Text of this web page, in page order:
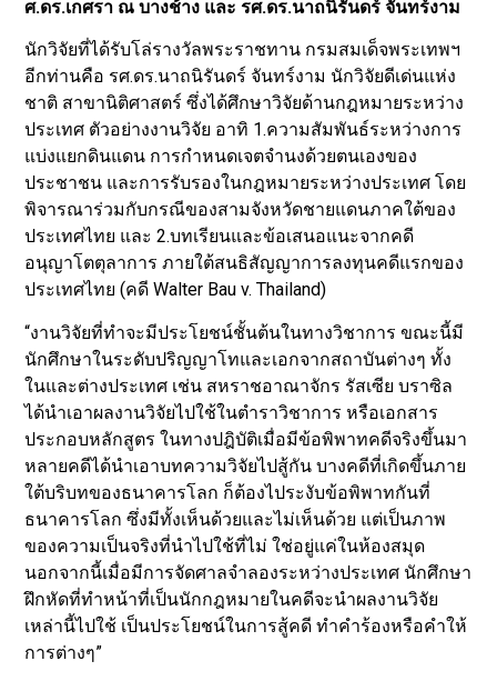
ศ.ดร.เกศรา ณ บางช้าง และ รศ.ดร.นาถนิรันดร์ จันทร์งาม
นักวิจัยที่ได้รับโล่รางวัลพระราชทาน กรมสมเด็จพระเทพฯ
อีกท่านคือ รศ.ดร.นาถนิรันดร์ จันทร์งาม นักวิจัยดีเด่นแห่ง
ชาติ สาขานิติศาสตร์ ซึ่งได้ศึกษาวิจัยด้านกฎหมายระหว่าง
ประเทศ ตัวอย่างงานวิจัย อาทิ 1.ความสัมพันธ์ระหว่างการ
แบ่งแยกดินแดน การกำหนดเจตจำนงด้วยตนเองของ
ประชาชน และการรับรองในกฎหมายระหว่างประเทศ โดย
พิจารณาร่วมกับกรณีของสามจังหวัดชายแดนภาคใต้ของ
ประเทศไทย และ 2.บทเรียนและข้อเสนอแนะจากคดี
อนุญาโตตุลาการ ภายใต้สนธิสัญญาการลงทุนคดีแรกของ
ประเทศไทย (คดี Walter Bau v. Thailand)
“งานวิจัยที่ทำจะมีประโยชน์ชั้นต้นในทางวิชาการ ขณะนี้มี
นักศึกษาในระดับปริญญาโทและเอกจากสถาบันต่างๆ ทั้ง
ในและต่างประเทศ เช่น สหราชอาณาจักร รัสเซีย บราซิล
ได้นำเอาผลงานวิจัยไปใช้ในตำราวิชาการ หรือเอกสาร
ประกอบหลักสูตร ในทางปฎิบัติเมื่อมีข้อพิพาทคดีจริงขึ้นมา
หลายคดีได้นำเอาบทความวิจัยไปสู้กัน บางคดีที่เกิดขึ้นภาย
ใต้บริบทของธนาคารโลก ก็ต้องไประงับข้อพิพาทกันที่
ธนาคารโลก ซึ่งมีทั้งเห็นด้วยและไม่เห็นด้วย แต่เป็นภาพ
ของความเป็นจริงที่นำไปใช้ที่ไม่ ใช่อยู่แค่ในห้องสมุด
นอกจากนี้เมื่อมีการจัดศาลจำลองระหว่างประเทศ นักศึกษา
ฝึกหัดที่ทำหน้าที่เป็นนักกฎหมายในคดีจะนำผลงานวิจัย
เหล่านี้ไปใช้ เป็นประโยชน์ในการสู้คดี ทำคำร้องหรือคำให้
การต่างๆ”